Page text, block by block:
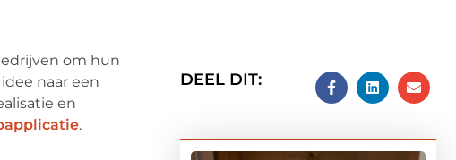
om hun
naar een
en
.
DEEL DIT: